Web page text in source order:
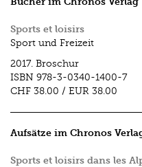
Sports et loisirs
Sport und Freizeit
2017. Broschur
ISBN 978-3-0340-1400-7
CHF 38.00 / EUR 38.00
Aufsätze im Chronos
Sports et loisirs dans les